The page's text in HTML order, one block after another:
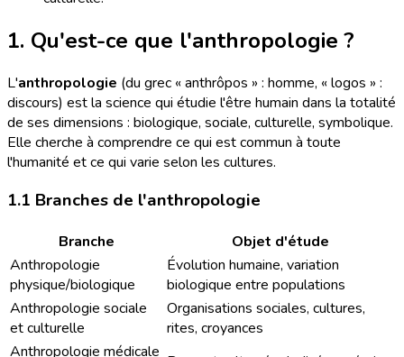
1. Qu'est-ce que l'anthropologie ?
L'anthropologie (du grec « anthrôpos » : homme, « logos » :
discours) est la science qui étudie l'être humain dans la totalité
de ses dimensions : biologique, sociale, culturelle, symbolique.
Elle cherche à comprendre ce qui est commun à toute
l'humanité et ce qui varie selon les cultures.
1.1 Branches de l'anthropologie
Branche
Objet d'étude
Anthropologie
physique/biologique
Évolution humaine, variation
biologique entre populations
Anthropologie sociale
et culturelle
Organisations sociales, cultures,
rites, croyances
Anthropologie médicale